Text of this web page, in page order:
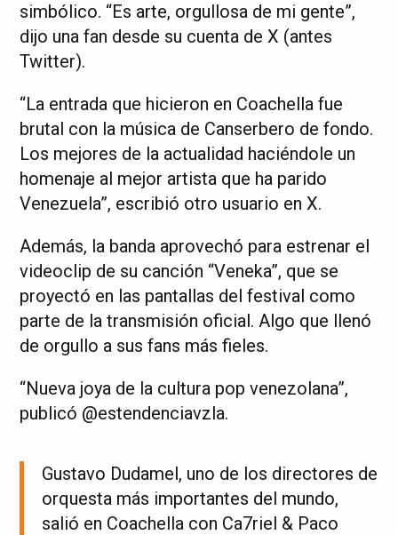
simbólico. “Es arte, orgullosa de mi gente”,
dijo una fan desde su cuenta de X (antes
Twitter).
“La entrada que hicieron en Coachella fue
brutal con la música de Canserbero de fondo.
Los mejores de la actualidad haciéndole un
homenaje al mejor artista que ha parido
Venezuela”, escribió otro usuario en X.
Además, la banda aprovechó para estrenar el
videoclip de su canción “Veneka”, que se
proyectó en las pantallas del festival como
parte de la transmisión oficial. Algo que llenó
de orgullo a sus fans más fieles.
“Nueva joya de la cultura pop venezolana”,
publicó @estendenciavzla.
Gustavo Dudamel, uno de los directores de
orquesta más importantes del mundo,
salió en Coachella con Ca7riel & Paco